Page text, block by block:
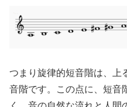
つまり旋律的短音階は、上
音階です。この点に、短音